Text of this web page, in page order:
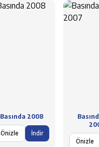
Basında 2008
Önizle İndir
Önizle